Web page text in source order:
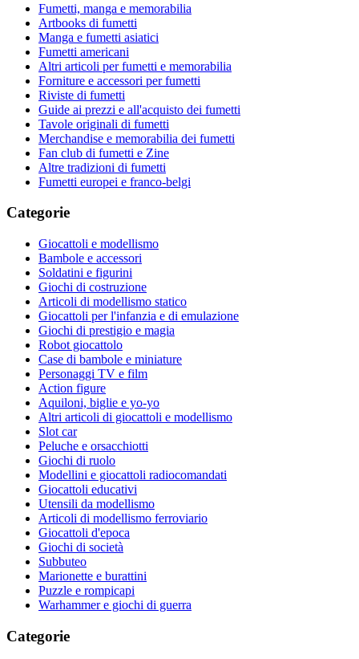
Fumetti, manga e memorabilia
Artbooks di fumetti
Manga e fumetti asiatici
Fumetti americani
Altri articoli per fumetti e memorabilia
Forniture e accessori per fumetti
Riviste di fumetti
Guide ai prezzi e all'acquisto dei fumetti
Tavole originali di fumetti
Merchandise e memorabilia dei fumetti
Fan club di fumetti e Zine
Altre tradizioni di fumetti
Fumetti europei e franco-belgi
Categorie
Giocattoli e modellismo
Bambole e accessori
Soldatini e figurini
Giochi di costruzione
Articoli di modellismo statico
Giocattoli per l'infanzia e di emulazione
Giochi di prestigio e magia
Robot giocattolo
Case di bambole e miniature
Personaggi TV e film
Action figure
Aquiloni, biglie e yo-yo
Altri articoli di giocattoli e modellismo
Slot car
Peluche e orsacchiotti
Giochi di ruolo
Modellini e giocattoli radiocomandati
Giocattoli educativi
Utensili da modellismo
Articoli di modellismo ferroviario
Giocattoli d'epoca
Giochi di società
Subbuteo
Marionette e burattini
Puzzle e rompicapi
Warhammer e giochi di guerra
Categorie